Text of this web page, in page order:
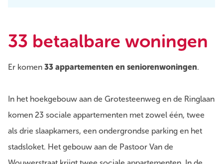
33 betaalbare woningen
Er komen 33 appartementen en seniorenwoningen.
In het hoekgebouw aan de Grotesteenweg en de Ringlaan
komen 23 sociale appartementen met zowel één, twee
als drie slaapkamers, een ondergrondse parking en het
stadsloket. Het gebouw aan de Pastoor Van de